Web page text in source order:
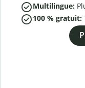
Multilingue:
100 % gratuit: